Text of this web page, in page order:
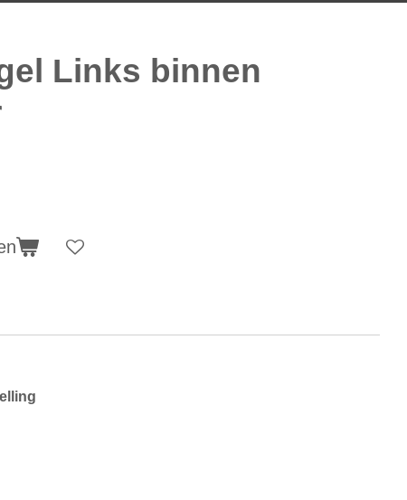
Links binnen